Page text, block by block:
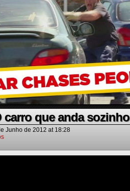
carro que anda sozinho
Junho de 2012 at 18:28